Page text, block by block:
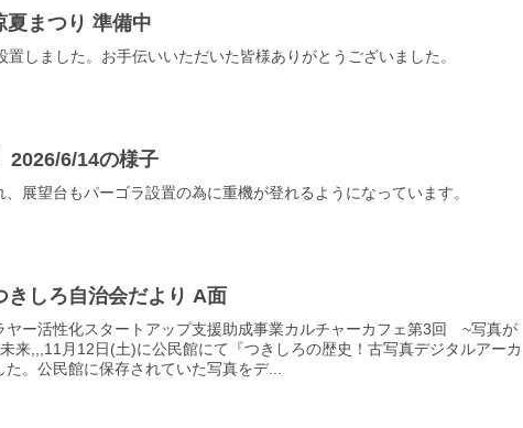
夏まつり 準備中
置しました。お手伝いいただいた皆様ありがとうございました。
2026/6/14の様子
展望台もパーゴラ設置の為に重機が登れるようになっています。
きしろ自治会だより A面
ヤー活性化スタートアップ支援助成事業カルチャーカフェ第3回 ~写真が
来,,,11月12日(土)に公民館にて『つきしろの歴史！古写真デジタルアーカ
た。公民館に保存されていた写真をデ...